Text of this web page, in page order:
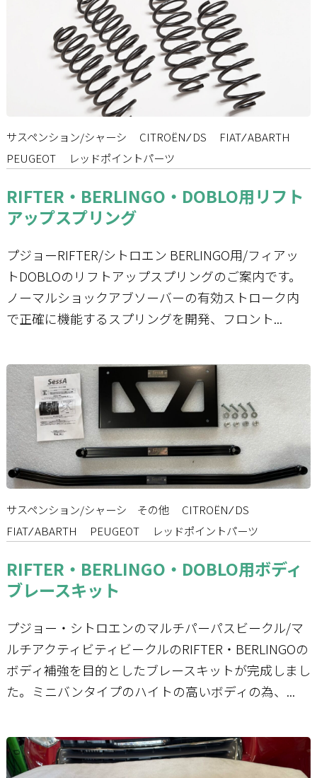
サスペンション/シャーシ CITROËN ⁄ DS
FIAT ⁄ ABARTH
PEUGEOT
レッドポイントパーツ
RIFTER・BERLINGO・DOBLO用リフト
アップスプリング
プジョーRIFTER/シトロエン BERLINGO用/フィアッ
トDOBLOのリフトアップスプリングのご案内です。
ノーマルショックアブソーバーの有効ストローク内
で正確に機能するスプリングを開発、フロント...
サスペンション/シャーシ その他
CITROËN ⁄ DS
FIAT ⁄ ABARTH
PEUGEOT レッドポイントパーツ
RIFTER・BERLINGO・DOBLO用ボディ
ブレースキット
プジョー・シトロエンのマルチパーパスビークル/マ
ルチアクティビティビークルのRIFTER・BERLINGOの
ボディ補強を目的としたブレースキットが完成しまし
た。ミニバンタイプのハイトの高いボディの為、...